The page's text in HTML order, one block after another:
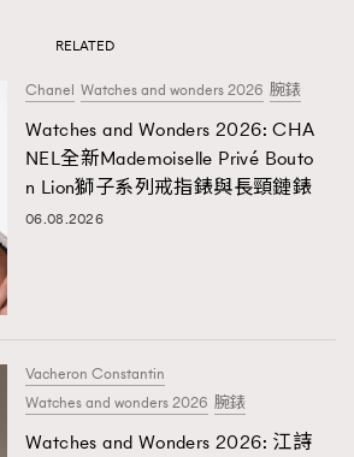
RELATED
Chanel Watches and wonders 2026 腕錶
Watches and Wonders 2026: CHA
NEL全新Mademoiselle Privé Bouto
n Lion獅子系列戒指錶與長頸鏈錶
06.08.2026
Vacheron Constantin
Watches and wonders 2026 腕錶
Watches and Wonders 2026: 江詩